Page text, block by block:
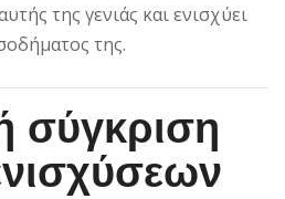
της γενιάς και ενισχύει
της.
σύγκριση